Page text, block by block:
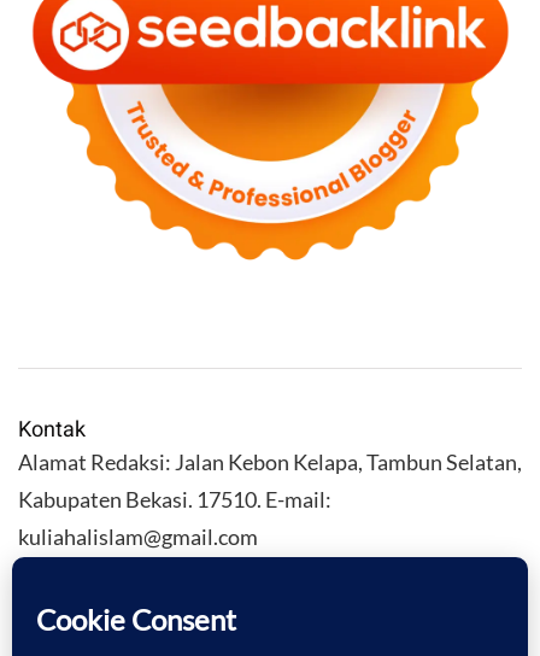
Kontak
Alamat Redaksi: Jalan Kebon Kelapa, Tambun Selatan,
Kabupaten Bekasi. 17510. E-mail:
kuliahalislam@gmail.com